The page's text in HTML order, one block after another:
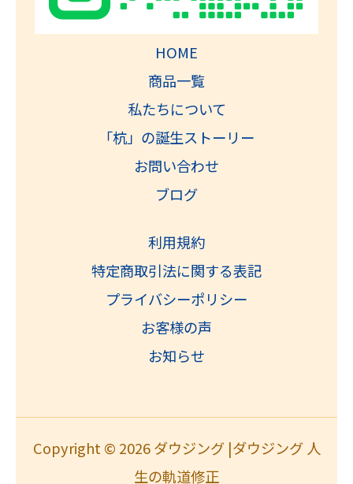
HOME
商品一覧
私たちについて
「杭」の誕生ストーリー
お問い合わせ
ブログ
利用規約
特定商取引法に関する表記
プライバシーポリシー
お客様の声
お知らせ
Copyright © 2026 ダウジング |ダウジング 人
生の軌道修正